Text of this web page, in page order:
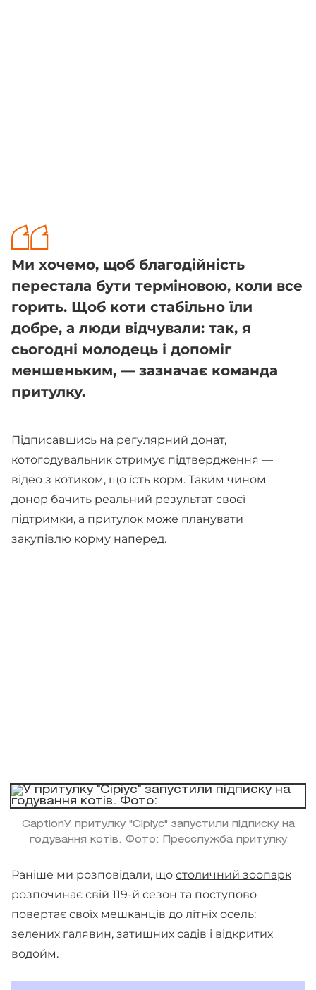
Ми хочемо, щоб благодійність
перестала бути терміновою, коли все
горить. Щоб коти стабільно їли
добре, а люди відчували: так, я
сьогодні молодець і допоміг
меншеньким, — зазначає команда
притулку.
Підписавшись на регулярний донат,
котогодувальник отримує підтвердження —
відео з котиком, що їсть корм. Таким чином
донор бачить реальний результат своєї
підтримки, а притулок може планувати
закупівлю корму наперед.
CaptionУ притулку "Сіріус" запустили підписку на
годування котів. Фото: Пресслужба притулку
Раніше ми розповідали, що столичний зоопарк
розпочинає свій 119-й сезон та поступово
повертає своїх мешканців до літніх осель:
зелених галявин, затишних садів і відкритих
водойм.